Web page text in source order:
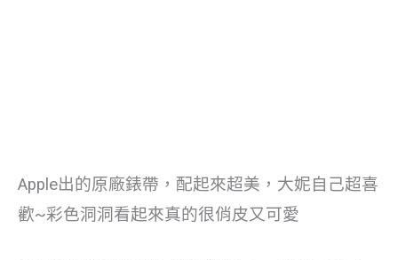
Apple出的原廠錶帶，配起來超美，大妮自己超喜
歡~彩色洞洞看起來真的很俏皮又可愛